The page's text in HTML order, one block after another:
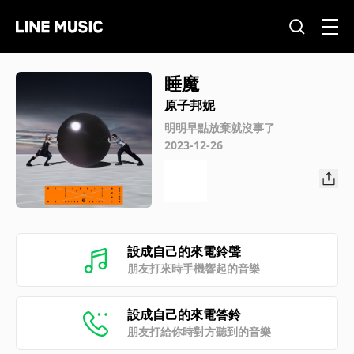
睡魔
原子邦妮
明明早點放棄就沒事了
2023-12-26
設成自己的來電鈴聲
朋友打來時手機響起的音樂
設成自己的來電答鈴
朋友打給你時對方聽到的音樂